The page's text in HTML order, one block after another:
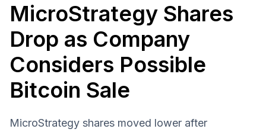
MicroStrategy Shares
Drop as Company
Considers Possible
Bitcoin Sale
MicroStrategy shares moved lower after